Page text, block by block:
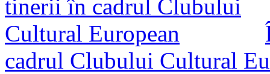
cadrul Clubului Cultural